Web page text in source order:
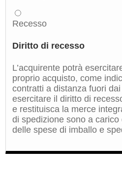
Recesso
Diritto di recesso
L’acquirente potrà
proprio acquisto, come
contratti a distanza fuori
esercitare il diritto di
e restituisca la merce
di spedizione sono a
delle spese di imballo e